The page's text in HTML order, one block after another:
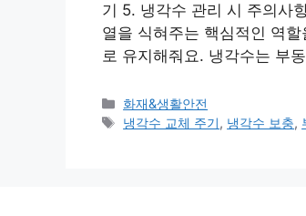
기 5. 냉각수 관리 시 주의사
열을 식혀주는 핵심적인 역
로 유지해줘요. 냉각수는 부
카
테
화재&생활안전
태
냉각수 교체 주기, 냉각수 보충,